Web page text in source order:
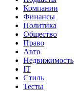
Компании
Финансы
Политика
Общество
Право
Авто
Недвижимость
IT
Стиль
Тесты